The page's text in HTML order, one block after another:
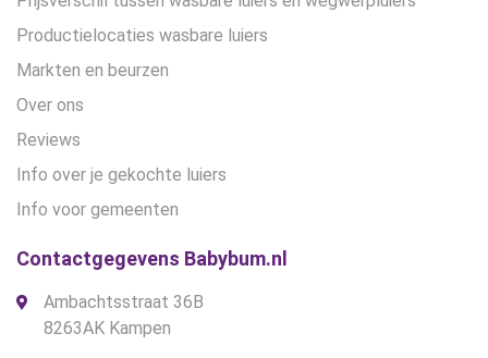
Productielocaties wasbare luiers
Markten en beurzen
Over ons
Reviews
Info over je gekochte luiers
Info voor gemeenten
Contactgegevens Babybum.nl
Ambachtsstraat 36B
8263AK Kampen